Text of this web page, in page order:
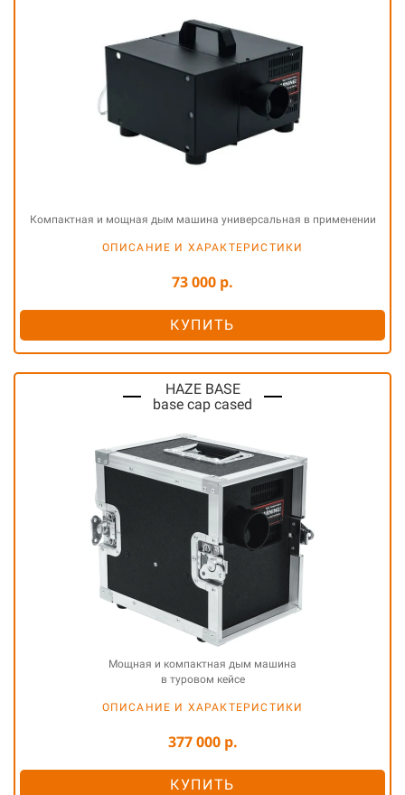
Компактная и мощная дым машина универсальная в применении
ОПИСАНИЕ И ХАРАКТЕРИСТИКИ
73 000 р.
КУПИТЬ
HAZE BASE
base cap cased
Мощная и компактная дым машина
в туровом кейсе
ОПИСАНИЕ И ХАРАКТЕРИСТИКИ
377 000 р.
КУПИТЬ